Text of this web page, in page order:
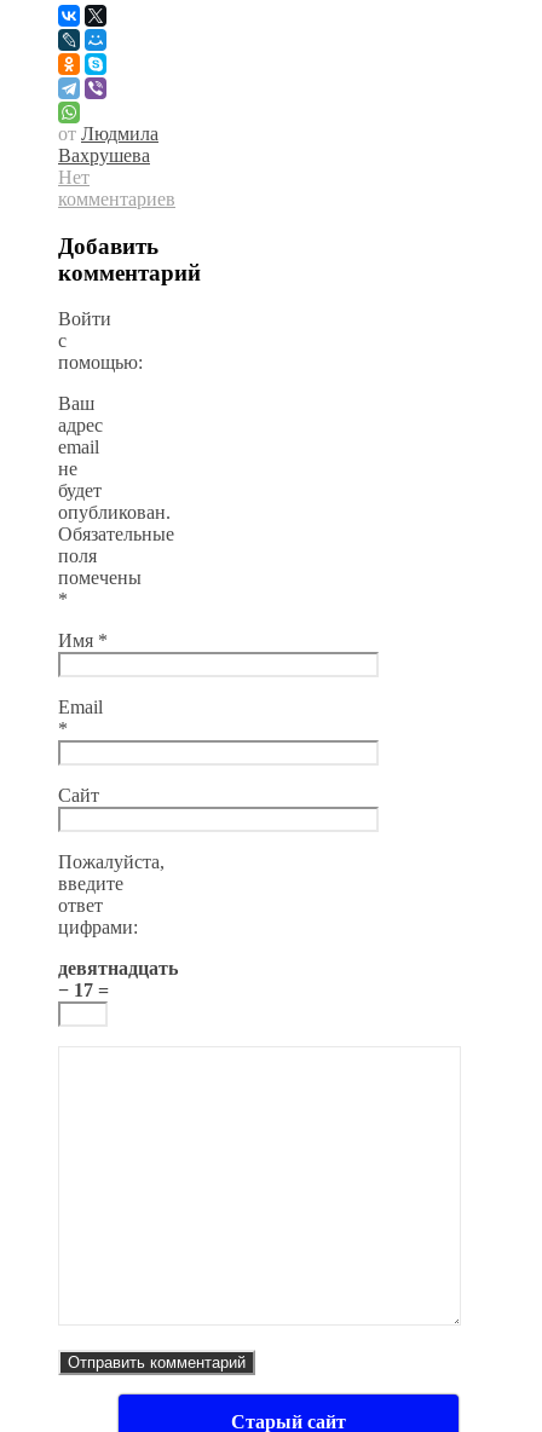
от Людмила
Вахрушева
Нет
комментариев
Добавить
комментарий
Войти
с
помощью:
Ваш
адрес
email
не
будет
опубликован.
Обязательные
поля
помечены
*
Имя *
Email
*
Сайт
Пожалуйста,
введите
ответ
цифрами:
девятнадцать
− 17 =
Старый сайт